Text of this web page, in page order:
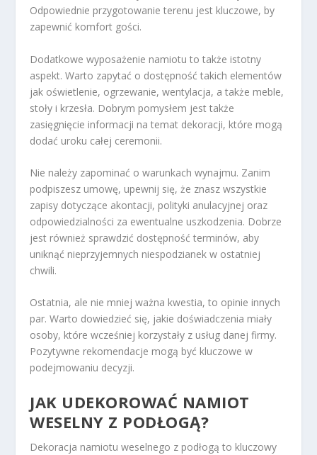
Odpowiednie przygotowanie terenu jest kluczowe, by
zapewnić komfort gości.
Dodatkowe wyposażenie namiotu to także istotny
aspekt. Warto zapytać o dostępność takich elementów
jak oświetlenie, ogrzewanie, wentylacja, a także meble,
stoły i krzesła. Dobrym pomysłem jest także
zasięgnięcie informacji na temat dekoracji, które mogą
dodać uroku całej ceremonii.
Nie należy zapominać o warunkach wynajmu. Zanim
podpiszesz umowę, upewnij się, że znasz wszystkie
zapisy dotyczące akontacji, polityki anulacyjnej oraz
odpowiedzialności za ewentualne uszkodzenia. Dobrze
jest również sprawdzić dostępność terminów, aby
uniknąć nieprzyjemnych niespodzianek w ostatniej
chwili.
Ostatnia, ale nie mniej ważna kwestia, to opinie innych
par. Warto dowiedzieć się, jakie doświadczenia miały
osoby, które wcześniej korzystały z usług danej firmy.
Pozytywne rekomendacje mogą być kluczowe w
podejmowaniu decyzji.
JAK UDEKOROWAĆ NAMIOT
WESELNY Z PODŁOGĄ?
Dekoracja namiotu weselnego z podłogą to kluczowy